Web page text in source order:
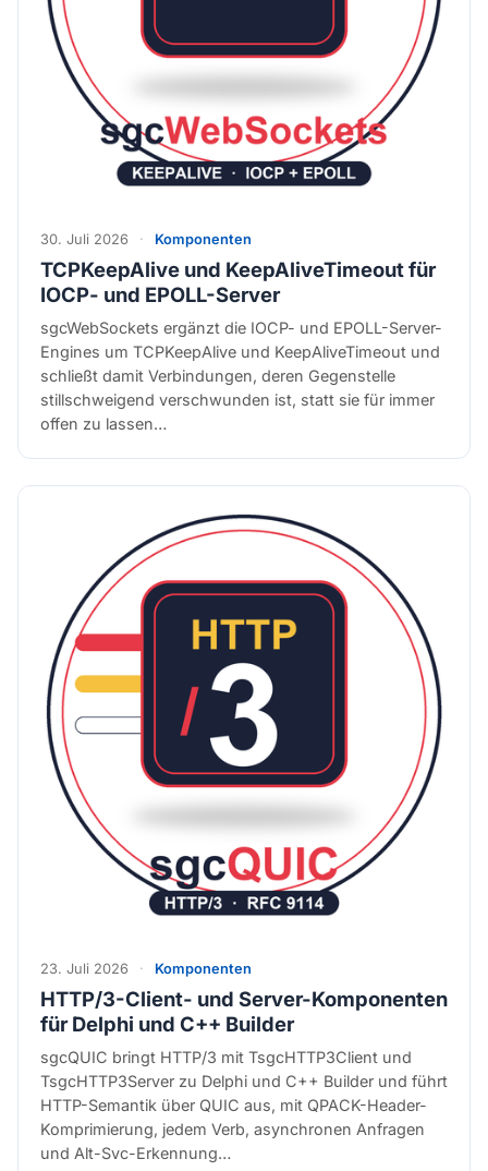
30. Juli 2026 · Komponenten
TCPKeepAlive und KeepAliveTimeout für
IOCP- und EPOLL-Server
sgcWebSockets ergänzt die IOCP- und EPOLL-Server-
Engines um TCPKeepAlive und KeepAliveTimeout und
schließt damit Verbindungen, deren Gegenstelle
stillschweigend verschwunden ist, statt sie für immer
offen zu lassen…
23. Juli 2026 · Komponenten
HTTP/3-Client- und Server-Komponenten
für Delphi und C++ Builder
sgcQUIC bringt HTTP/3 mit TsgcHTTP3Client und
TsgcHTTP3Server zu Delphi und C++ Builder und führt
HTTP-Semantik über QUIC aus, mit QPACK-Header-
Komprimierung, jedem Verb, asynchronen Anfragen
und Alt-Svc-Erkennung…